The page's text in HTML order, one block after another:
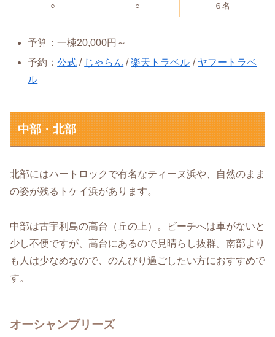
○ ○ ６名
予算：一棟20,000円～
予約：公式 / じゃらん /楽天トラベル / ヤフートラベ
ル
中部・北部
北部にはハートロックで有名なティーヌ浜や、自然のまま
の姿が残るトケイ浜があります。
中部は古宇利島の高台（丘の上）。ビーチへは車がないと
少し不便ですが、高台にあるので見晴らし抜群。南部より
も人は少なめなので、のんびり過ごしたい方におすすめで
す。
オーシャンブリーズ